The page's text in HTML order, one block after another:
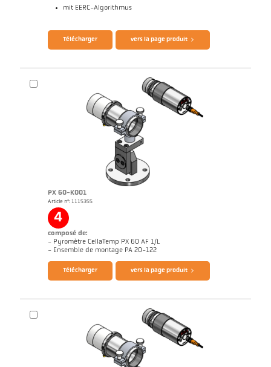
mit EERC-Algorithmus
Brochure CellaTemp PX
Télécharger vers la page produit
PX 60-K001
Article n°: 1115355
4
composé de:
- Pyromètre CellaTemp PX 60 AF 1/L
- Ensemble de montage PA 20-122
Brochure CellaTemp PX Questionnaire thermomètres infrarouges
Télécharger vers la page produit